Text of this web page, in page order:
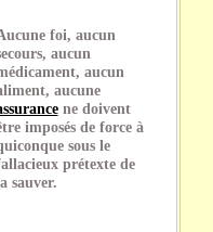
foi, aucun
aucun
aucun
aucune
ne doivent
imposés de force à
sous le
prétexte de
sauver.